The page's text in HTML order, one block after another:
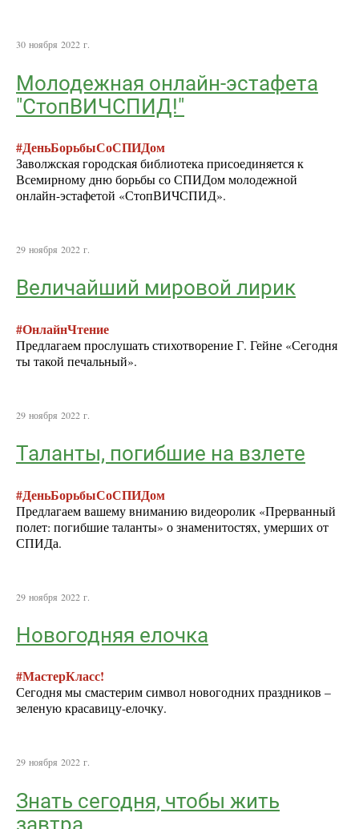
30 ноября 2022 г.
Молодежная онлайн-эстафета
"СтопВИЧСПИД!"
#ДеньБорьбыСоСПИДом
Заволжская городская библиотека присоединяется к
Всемирному дню борьбы со СПИДом молодежной
онлайн-эстафетой «СтопВИЧСПИД».
29 ноября 2022 г.
Величайший мировой лирик
#ОнлайнЧтение
Предлагаем прослушать стихотворение Г. Гейне «Сегодня
ты такой печальный».
29 ноября 2022 г.
Таланты, погибшие на взлете
#ДеньБорьбыСоСПИДом
Предлагаем вашему вниманию видеоролик «Прерванный
полет: погибшие таланты» о знаменитостях, умерших от
СПИДа.
29 ноября 2022 г.
Новогодняя елочка
#МастерКласс!
Сегодня мы смастерим символ новогодних праздников –
зеленую красавицу-елочку.
29 ноября 2022 г.
Знать сегодня, чтобы жить
завтра